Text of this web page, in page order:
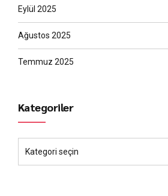
Eylül 2025
Ağustos 2025
Temmuz 2025
Kategoriler